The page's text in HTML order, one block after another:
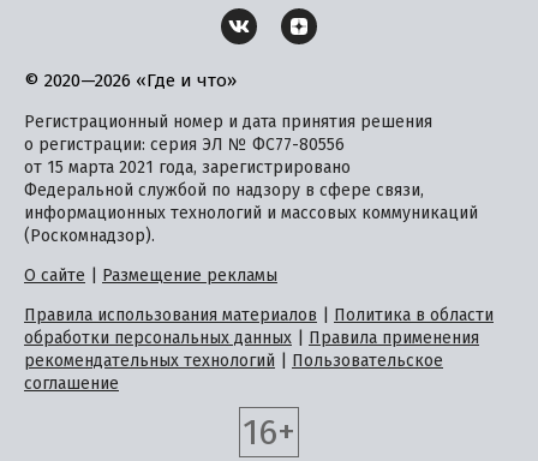
© 2020—2026 «Где и что»
Регистрационный номер и дата принятия решения
о регистрации: серия ЭЛ № ФС77-80556
от 15 марта 2021 года, зарегистрировано
Федеральной службой по надзору в сфере связи,
информационных технологий и массовых коммуникаций
(Роскомнадзор).
О сайте
Размещение рекламы
Правила использования материалов
Политика в области
обработки персональных данных
Правила применения
рекомендательных технологий
Пользовательское
соглашение
16+